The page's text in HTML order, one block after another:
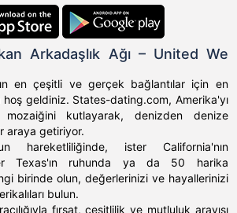
Arkadaşlık Ağı – United We
en çeşitli ve gerçek bağlantılar için en
geldiniz. States-dating.com, Amerika'yı
kutlayarak, denizden denize
araya getiriyor.
hareketliliğinde, ister California'nın
Texas'ın ruhunda ya da 50 harika
birinde olun, değerlerinizi ve hayallerinizi
bulun.
fırsat, çeşitlilik ve mutluluk arayışı